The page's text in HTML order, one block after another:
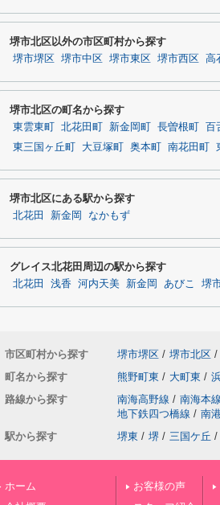
堺市北区以外の市区町村から探す
堺市堺区 堺市中区 堺市東区 堺市西区 高
堺市北区の町名から探す
東雲東町 北花田町 新金岡町 長曽根町 百
東三国ヶ丘町
大豆塚町 奥本町 南花田町
堺市北区にある駅から探す
北花田 新金岡 なかもず
グレイス北花田周辺の駅から探す
北花田 浅香 河内天美 新金岡 あびこ 堺
市区町村から探す 堺市堺区 / 堺市北区 /
町名から探す
熊野町東 / 大町東 /
路線から探す
南海高野線 / 南海本線
地下鉄四つ橋線 / 南
駅から探す
堺東 / 堺 / 三国ケ丘 /
ホーム
お客様の声